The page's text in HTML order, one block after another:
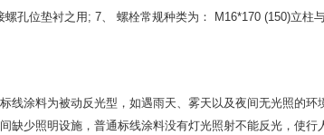
位垫衬之用; 7、 螺栓常规种类为： M16*170 (150)立柱
涂料为被动反光型，如遇雨天、雾天以及夜间无光照的环
缺少照明设施，普通标线涂料没有灯光照射不能反光，使行